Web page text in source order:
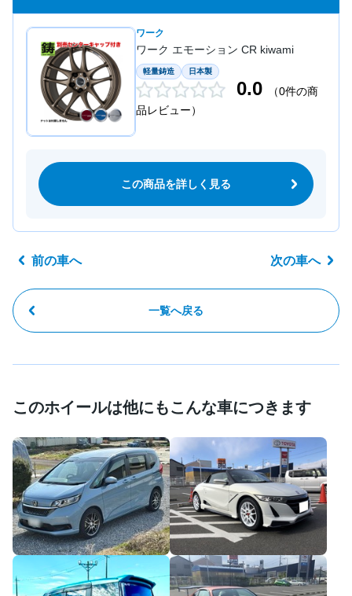
ワーク
ワーク エモーション CR kiwami
軽量鋳造 日本製
0.0
（0件の商
品レビュー）
この商品を詳しく見る
前の車へ
一覧へ戻る
次の車へ
このホイールは他にもこんな車につきます